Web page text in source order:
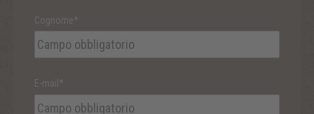
Cognome*
E-mail*